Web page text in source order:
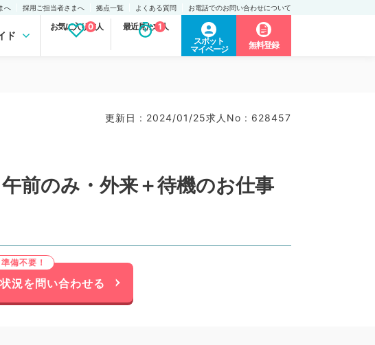
へ 採用ご担当者さまへ 拠点一覧 よくある質問 お電話でのお問い合わせについて
ド
お気に入り求人
0 最近見た求人
1
スポット
マイページ
無料登録
更新日 : 2024/01/25求人No : 628457
前のみ・外来＋待機のお仕事
況を問い合わせる